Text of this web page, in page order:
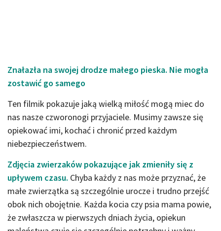
Znałazła na swojej drodze małego pieska. Nie mogła
zostawić go samego
Ten filmik pokazuje jaką wielką miłość mogą miec do
nas nasze czworonogi przyjaciele. Musimy zawsze się
opiekować imi, kochać i chronić przed każdym
niebezpieczeństwem.
Zdjęcia zwierzaków pokazujące jak zmieniły się z
upływem czasu. Chyba każdy z nas może przyznać, że
małe zwierzątka są szczególnie urocze i trudno przejść
obok nich obojętnie. Każda kocia czy psia mama powie,
że zwłaszcza w pierwszych dniach życia, opiekun